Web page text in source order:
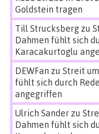
Goldstein tragen
Till Strucksbergzu
Dahmen fühlt sich
Karacakurtoglu
DEWFan zu Streit
fühlt sich durch
angegriffen
Ulrich Sanderzu
Dahmen fühlt sich